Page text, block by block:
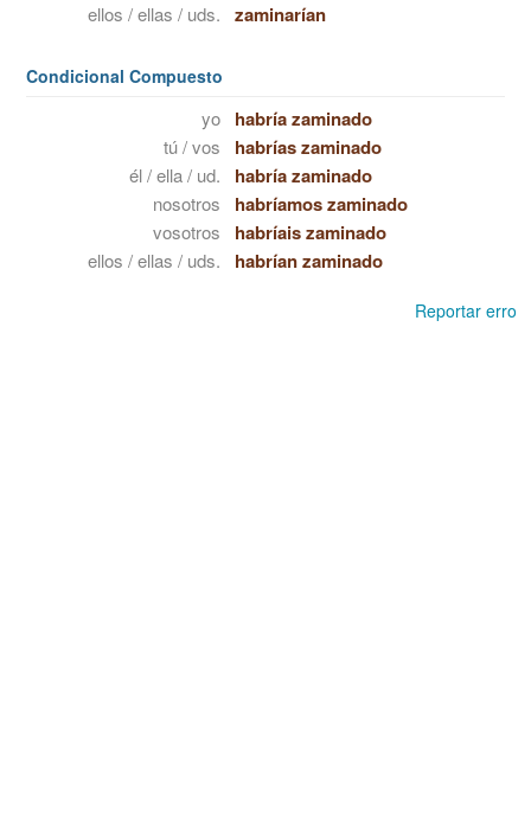
ellos / ellas / uds. zaminarían
Condicional Compuesto
yo habría zaminado
tú / vos habrías zaminado
él / ella / ud. habría zaminado
nosotros habríamos zaminado
vosotros habríais zaminado
ellos / ellas / uds. habrían zaminado
Reportar erro